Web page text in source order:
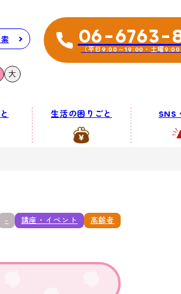
大
06-6763-
（平日9:00～19:00・土曜9:00
生活の困りごと SNS
- 講座・イベント 高齢者